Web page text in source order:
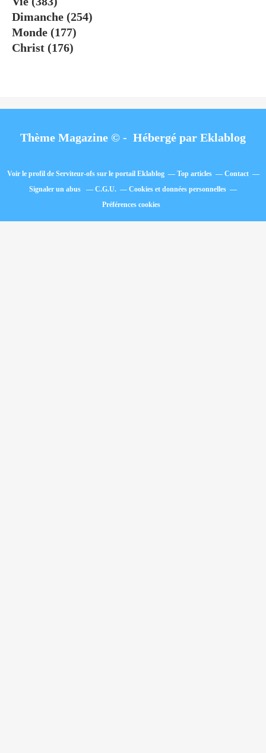
Dimanche (254)
Monde (177)
Christ (176)
Thème Magazine © - Hébergé par Eklablog
Voir le profil de Serviteur-ofssur le portail Eklablog Top articles
Contact
Signaler un abus
C.G.U.
Cookies et données personnelles
Préférences cookies